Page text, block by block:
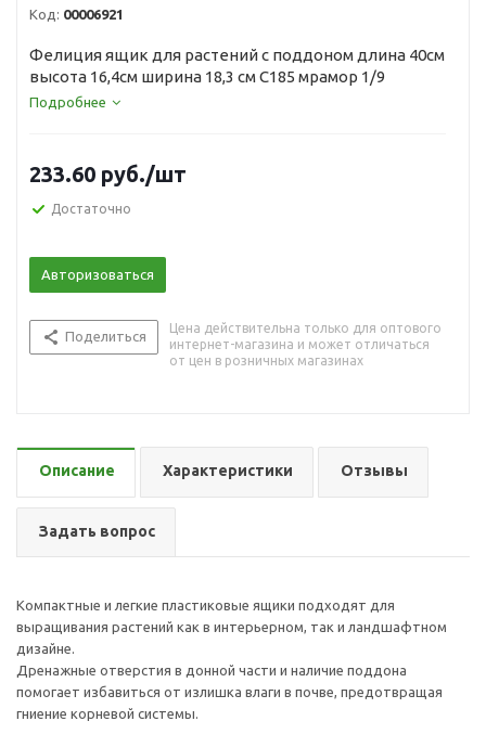
Код: 00006921
Фелиция ящик для растений с поддоном длина 40см
высота 16,4см ширина 18,3 см С185 мрамор 1/9
Подробнее
233.60 руб./шт
Достаточно
Авторизоваться
Поделиться
Цена действительна только для оптового
интернет-магазина и может отличаться
от цен в розничных магазинах
Описание Характеристики Отзывы
Задать вопрос
Компактные и легкие пластиковые ящики подходят для
выращивания растений как в интерьерном, так и ландшафтном
дизайне.
Дренажные отверстия в донной части и наличие поддона
помогает избавиться от излишка влаги в почве, предотвращая
гниение корневой системы.